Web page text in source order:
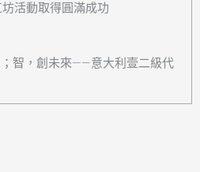
活動取得圓滿成功
；智，創未來——意大利壹二級代